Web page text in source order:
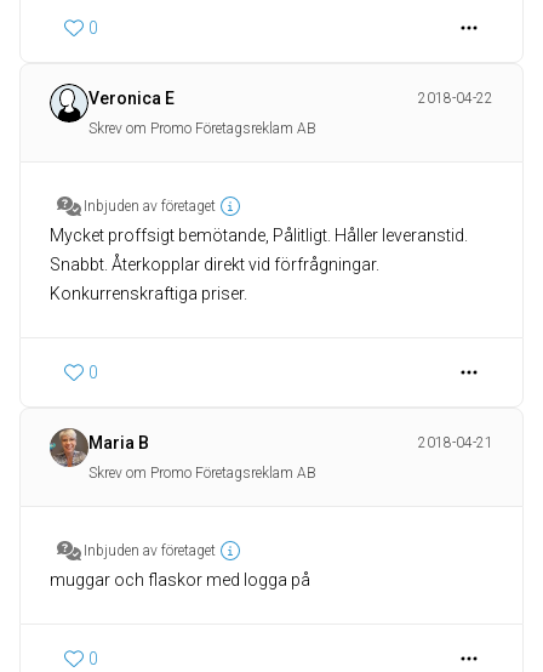
0
Veronica E
2018-04-22
Skrev om Promo Företagsreklam AB
Inbjuden av företaget
Mycket proffsigt bemötande, Pålitligt. Håller leveranstid.
Snabbt. Återkopplar direkt vid förfrågningar.
Konkurrenskraftiga priser.
0
Maria B
2018-04-21
Skrev om Promo Företagsreklam AB
Inbjuden av företaget
muggar och flaskor med logga på
0